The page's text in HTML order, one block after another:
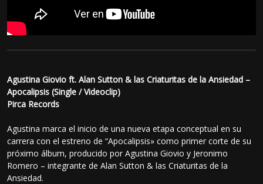
Agustina Giovio ft. Alan Sutton & las Criaturitas de la Ansiedad –
Apocalipsis (Single / Videoclip)
Pirca Records
Agustina marca el inicio de una nueva etapa conceptual en su
carrera con el estreno de “Apocalipsis» como primer corte de su
próximo álbum, producido por Agustina Giovio y Jeronimo
Romero – integrante de Alan Sutton & las Criaturitas de la
Ansiedad.